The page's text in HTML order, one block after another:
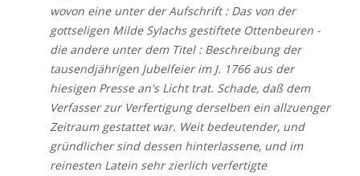
wovon eine unter der Aufschrift : Das von der
gottseligen Milde Sylachs gestiftete Ottenbeuren -
die andere unter dem Titel : Beschreibung der
tausendjährigen Jubelfeier im J. 1766 aus der
hiesigen Presse an's Licht trat. Schade, daß dem
Verfasser zur Verfertigung derselben ein allzuenger
Zeitraum gestattet war. Weit bedeutender, und
gründlicher sind dessen hinterlassene, und im
reinesten Latein sehr zierlich verfertigte